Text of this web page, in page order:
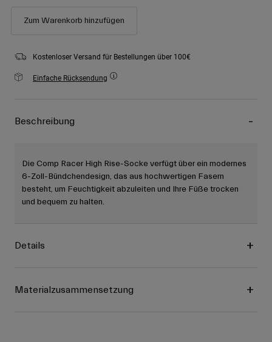
Zum Warenkorb hinzufügen
Kostenloser Versand für Bestellungen über 100€
Einfache Rücksendung
Beschreibung
Die Comp Racer High Rise-Socke verfügt über ein modernes
6-Zoll-Bündchendesign, das aus hochwertigen Fasern
besteht, um Feuchtigkeit abzuleiten und Ihre Füße trocken
und bequem zu halten.
Details
Materialzusammensetzung